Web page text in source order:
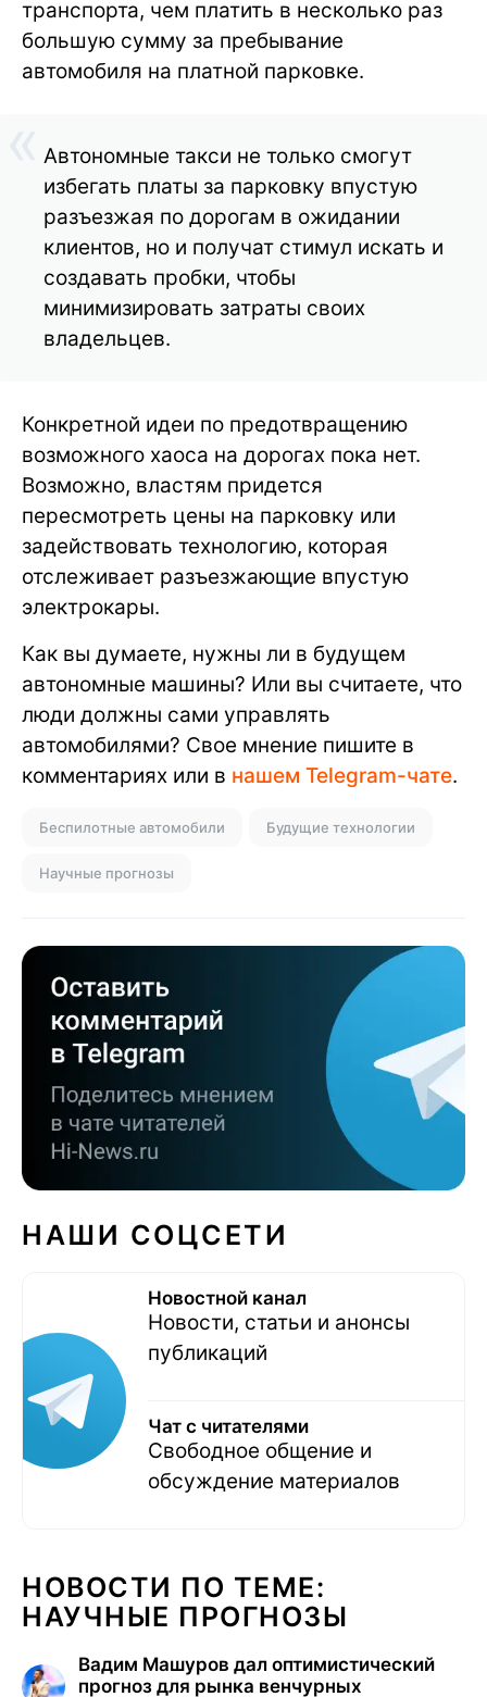
транспорта, чем платить в несколько раз
большую сумму за пребывание
автомобиля на платной парковке.
Автономные такси не только смогут
избегать платы за парковку впустую
разъезжая по дорогам в ожидании
клиентов, но и получат стимул искать и
создавать пробки, чтобы
минимизировать затраты своих
владельцев.
Конкретной идеи по предотвращению
возможного хаоса на дорогах пока нет.
Возможно, властям придется
пересмотреть цены на парковку или
задействовать технологию, которая
отслеживает разъезжающие впустую
электрокары.
Как вы думаете, нужны ли в будущем
автономные машины? Или вы считаете, что
люди должны сами управлять
автомобилями? Свое мнение пишите в
комментариях или в нашем Telegram-чате.
Беспилотные автомобили Будущие технологии
Научные прогнозы
НАШИ СОЦСЕТИ
Новостной канал
Новости, статьи и анонсы
публикаций
Чат с читателями
Свободное общение и
обсуждение материалов
НОВОСТИ ПО ТЕМЕ:
НАУЧНЫЕ ПРОГНОЗЫ
Вадим Машуров дал оптимистический
прогноз для рынка венчурных